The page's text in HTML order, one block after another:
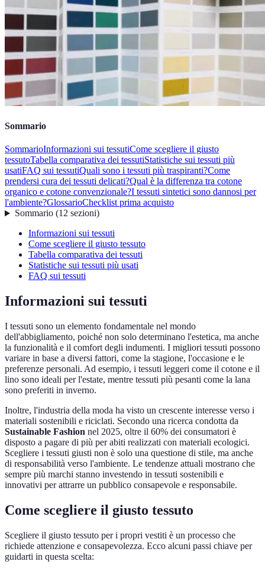
Sommario
SommarioInformazioni sui tessutiCome scegliere il giusto
tessutoTabella comparativa dei tessutiStatistiche sui tessuti più
usatiFAQ sui tessutiQuali sono i tessuti più traspiranti?Come
prendersi cura dei tessuti delicati?Qual è la differenza tra cotone
organico e cotone convenzionale?I tessuti sintetici sono dannosi per
l'ambiente?GlossarioChecklist prima acquisto
Sommario(12 sezioni)
Informazioni sui tessuti
Come scegliere il giusto tessuto
Tabella comparativa dei tessuti
Statistiche sui tessuti più usati
FAQ sui tessuti
Informazioni sui tessuti
I tessuti sono un elemento fondamentale nel mondo
dell'abbigliamento, poiché non solo determinano l'estetica, ma anche
la funzionalità e il comfort degli indumenti. I migliori tessuti possono
variare in base a diversi fattori, come la stagione, l'occasione e le
preferenze personali. Ad esempio, i tessuti leggeri come il cotone e il
lino sono ideali per l'estate, mentre tessuti più pesanti come la lana
sono preferiti in inverno.
Inoltre, l'industria della moda ha visto un crescente interesse verso i
materiali sostenibili e riciclati. Secondo una ricerca condotta da
Sustainable Fashion nel 2025, oltre il 60% dei consumatori è
disposto a pagare di più per abiti realizzati con materiali ecologici.
Scegliere i tessuti giusti non è solo una questione di stile, ma anche
di responsabilità verso l'ambiente. Le tendenze attuali mostrano che
sempre più marchi stanno investendo in tessuti sostenibili e
innovativi per attrarre un pubblico consapevole e responsabile.
Come scegliere il giusto tessuto
Scegliere il giusto tessuto per i propri vestiti è un processo che
richiede attenzione e consapevolezza. Ecco alcuni passi chiave per
guidarti in questa scelta: